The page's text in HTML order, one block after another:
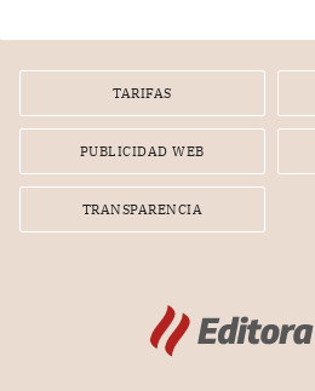
por la frustrada realización de un
TARIFAS
PUBLICIDAD WEB
TRANSPARENCIA